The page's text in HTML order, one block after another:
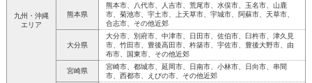
九州・沖縄
エリア
熊本県
熊本市、八代市、人吉市、荒尾市、水俣市、玉名市、山鹿
市、菊池市、宇土市、上天草市、宇城市、阿蘇市、天草市、
合志市、その他近郊
大分県
大分市、別府市、中津市、日田市、佐伯市、臼杵市、津久見
市、竹田市、豊後高田市、杵築市、宇佐市、豊後大野市、由
布市、国東市、その他近郊
宮崎県
宮崎市、都城市、延岡市、日南市、小林市、日向市、串間
市、西都市、えびの市、その他近郊